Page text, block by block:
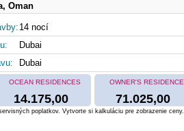
Oman
14 nocí
Dubai
Dubai
OCEAN RESIDENCES
14.175,00
OWNER'S RESIDENCE
71.025,00
poplatkov. Vytvorte si kalkuláciu pre zobrazenie ceny.